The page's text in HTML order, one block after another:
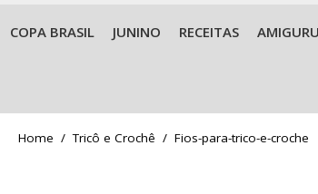
COPA BRASIL JUNINO RECEITAS
home Tricô e Crochê fios-para-trico-e-croche